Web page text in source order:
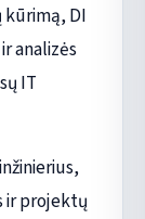
kūrimą, DI
analizės
IT
ir projektų